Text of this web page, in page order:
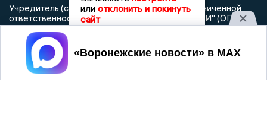
Учредитель (соучредители): Общество с ограниченной
ответственностью "РЕГИОНАЛЬНЫЕ НОВОСТИ" (ОГРН
1107154017354)
Главный редактор: Пирогов А.А.
Телефон редакции: +7 (473) 262 77 92
Электронная почта редакции:
или отклонить и покинуть
сайт
Принять